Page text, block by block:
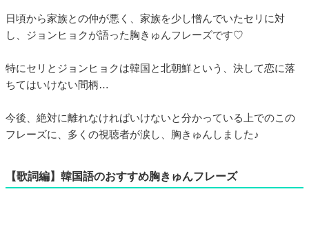
日頃から家族との仲が悪く、家族を少し憎んでいたセリに対
し、ジョンヒョクが語った胸きゅんフレーズです♡
特にセリとジョンヒョクは韓国と北朝鮮という、決して恋に落
ちてはいけない間柄…
今後、絶対に離れなければいけないと分かっている上でのこの
フレーズに、多くの視聴者が涙し、胸きゅんしました♪
【歌詞編】韓国語のおすすめ胸きゅんフレーズ